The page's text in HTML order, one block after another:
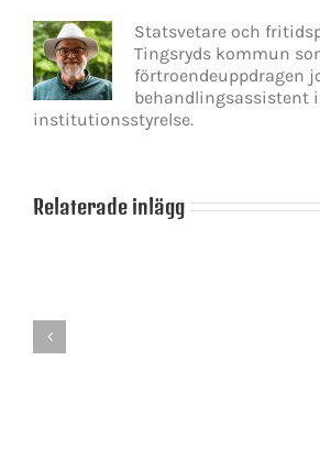
Statsvetare och
Tingsryds kommun
förtroendeuppdragen
behandlingsassistent
institutionsstyrelse.
Relaterade inlägg